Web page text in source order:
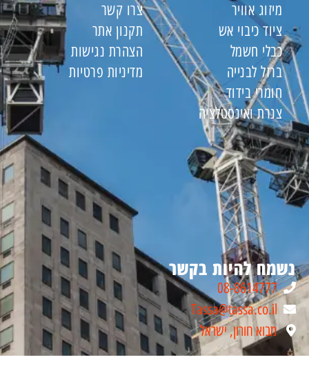
צרו קשר
תקנון אתר
הצהרת נגישות
מדיניות פרטיות
מיזוג אוויר
ציוד כיבוי אש
כבלי חשמל
ברזל לבנייה
חומרי בידוד
צנרת ואינסטלציה
נשמח להיות בקשר
08-8614777
Tassa@tassa.co.il
מבוא חורון, ישראל